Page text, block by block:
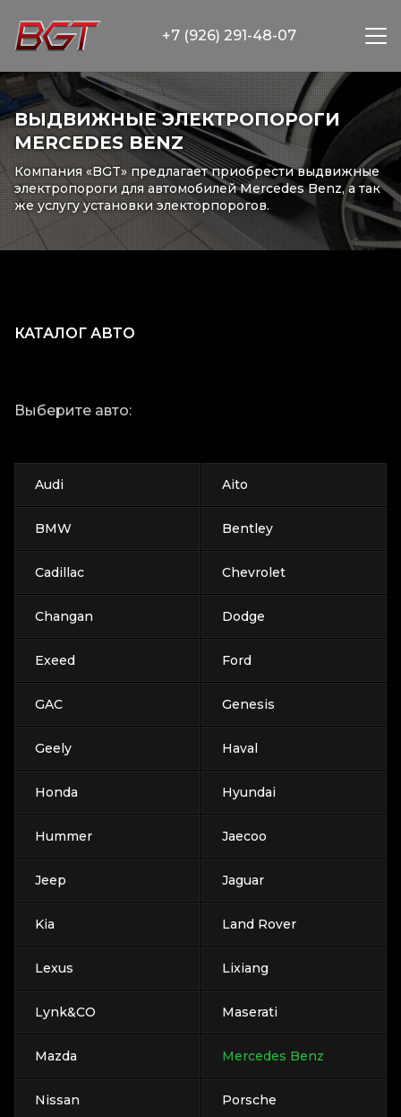
+7 (926) 291-48-07
ВЫДВИЖНЫЕ ЭЛЕКТРОПОРОГИ
MERCEDES BENZ
Компания «BGT» предлагает приобрести выдвижные
электропороги для автомобилей Mercedes Benz, а так
же услугу установки электорпорогов.
КАТАЛОГ АВТО
Выберите авто:
Audi Aito
BMW Bentley
Cadillac Chevrolet
Changan Dodge
Exeed Ford
GAC Genesis
Geely Haval
Honda Hyundai
Hummer Jaecoo
Jeep Jaguar
Kia Land Rover
Lexus Lixiang
Lynk&CO Maserati
Mazda Mercedes Benz
Nissan Porsche